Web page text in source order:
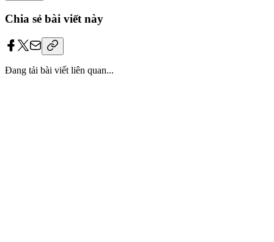
Chia sẻ bài viết này
Đang tải bài viết liên quan...